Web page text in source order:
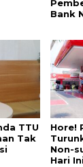
Bank
TTU
Tak
Hore!
Non-
Hari Ini